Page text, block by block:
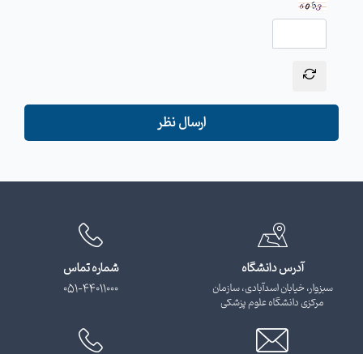
ارسال نظر
آدرس دانشگاه
سبزوار، خیابان اسدآبادی، سازمان
مرکزی دانشگاه علوم پزشکی
شماره تماس
051-44011000